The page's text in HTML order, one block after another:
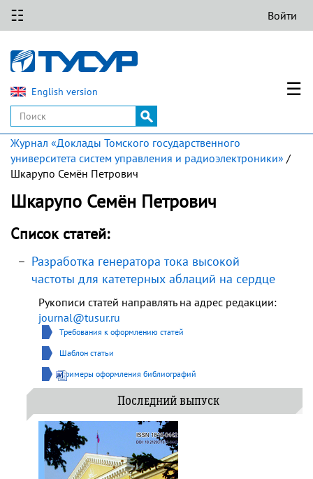
☷ Войти
English version ☰
Журнал «Доклады Томского государственного
университета систем управления и радиоэлектроники» /
Шкарупо Семён Петрович
Шкарупо Семён Петрович
Список статей:
Разработка генератора тока высокой
частоты для катетерных аблаций на сердце
Рукописи статей направлять на адрес редакции:
journal@tusur.ru
Требования к оформлению статей
Шаблон статьи
Примеры оформления библиографий
Последний выпуск